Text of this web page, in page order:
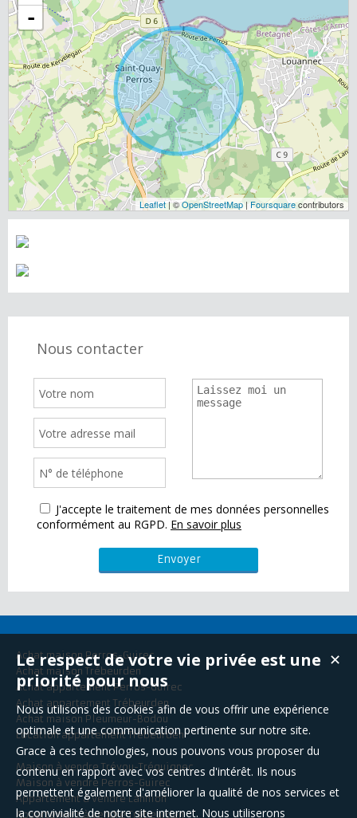
-
Leaflet| ©OpenStreetMap |Foursquarecontributors
Nous contacter
J'accepte le traitement de mes données personnelles
conformément au RGPD. En savoir plus
Achat maison Perros-Guirec
Achat maison Trébeurden
Achat appartement Perros-Guirec
Achat appartement Trébeurden
Achat maison Pleumeur-Bodou
Location appartement Trébeurden
Maison à vendre Trévou-Tréguignec
Maison à vendre Perros-Guirec
Appartement à vendre Lannion
Appartement à vendre Trébeurden
✕
Le respect de votre vie privée est une
priorité pour nous
Nous utilisons des cookies afin de vous offrir une expérience
optimale et une communication pertinente sur notre site.
Grace à ces technologies, nous pouvons vous proposer du
contenu en rapport avec vos centres d'intérêt. Ils nous
permettent également d'améliorer la qualité de nos services et
la convivialité de notre site internet. Nous utiliserons